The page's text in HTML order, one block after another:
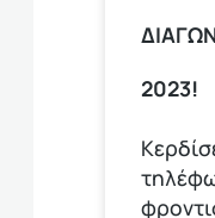
2023!